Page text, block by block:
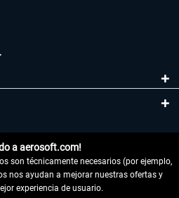
a aerosoft.com!
son técnicamente necesarios (por ejemplo,
nos ayudan a mejorar nuestras ofertas y
experiencia de usuario.